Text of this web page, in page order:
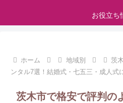
お役立ち
ホーム 地域別
茨
ンタル7選！結婚式・七五三・成人式
茨木市で格安で評判の